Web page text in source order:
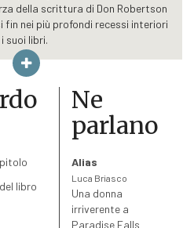
della scrittura di Don Robertson
nei più profondi recessi interiori
suoi libri.
trentanovenne. A un
volge lo sguardo al passato e
e menzogne, riflette sul suo
e con i sentimenti, mentre
dagli anni Trenta agli anni
Vivace, a tratti lancinante, il
trasparente dalla memoria,
nitidezza e profondità, nella
un’ultima, estrema confessione.
libro
Ne
parlano
Alias
Luca Briasco
Una donna
irriverente a
Paradise Falls